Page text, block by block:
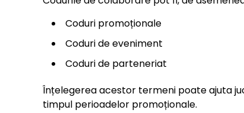
Coduri promoționale
Coduri de eveniment
Coduri de parteneriat
Înțelegerea acestor termeni poate ajuta
timpul perioadelor promoționale.